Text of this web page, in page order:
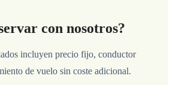
con nosotros?
incluyen precio fijo, conductor
de vuelo sin coste adicional.